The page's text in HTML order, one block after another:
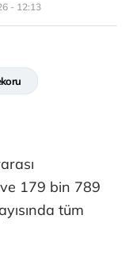
- 12:13
179 bin 789
tüm